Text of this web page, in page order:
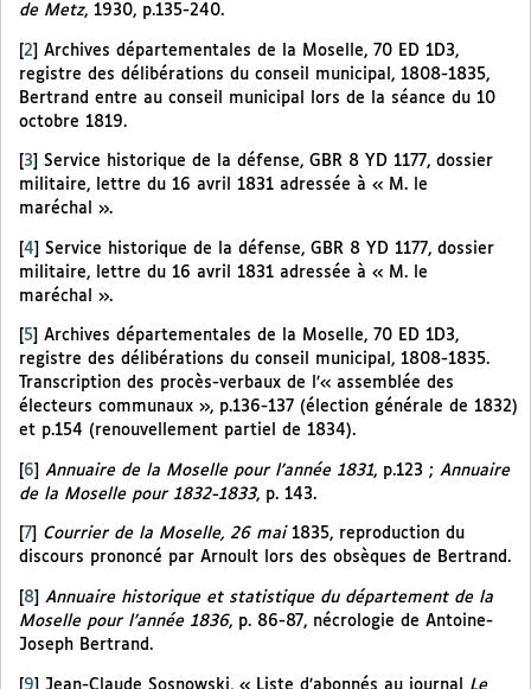
de Metz, 1930, p.135-240.
[2] Archives départementales de la Moselle, 70 ED 1D3,
registre des délibérations du conseil municipal, 1808-1835,
Bertrand entre au conseil municipal lors de la séance du 10
octobre 1819.
3
Service historique de la défense, GBR 8 YD 1177, dossier
militaire, lettre du 16 avril 1831 adressée à « M. le
maréchal ».
[4] Service historique de la défense, GBR 8 YD 1177, dossier
militaire, lettre du 16 avril 1831 adressée à « M. le
maréchal ».
5
Archives départementales de la Moselle, 70 ED 1D3,
registre des délibérations du conseil municipal, 1808-1835.
Transcription des procès-verbaux de l’« assemblée des
électeurs communaux », p.136-137 (élection générale de 1832)
et p.154 (renouvellement partiel de 1834).
[6] Annuaire de la Moselle pour l’année 1831, p.123 ; Annuaire
de la Moselle pour 1832-1833, p. 143.
7 Courrier de la Moselle, 26 mai 1835, reproduction du
discours prononcé par Arnoult lors des obsèques de Bertrand.
8
Annuaire historique et statistique du département de la
Moselle pour l’année 1836, p. 86-87, nécrologie de Antoine-
Joseph Bertrand.
[9] Jean-Claude Sosnowski, « Liste d’abonnés au journal Le